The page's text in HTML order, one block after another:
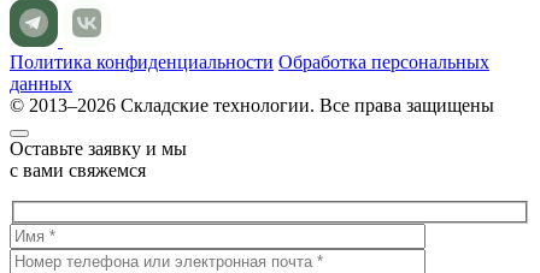
Политика конфиденциальности Обработка персональных
данных
© 2013–2026 Складские технологии. Все права защищены
Оставьте заявку и мы
с вами свяжемся